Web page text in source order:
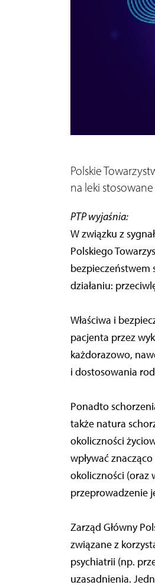
Polskie
na leki
PTP wyjaśnia:
W związku z
Polskiego
bezpieczeństwem
działaniu:
Właściwa i
pacjenta przez
każdorazowo,
i dostosowania
Ponadto
także natura
okoliczności
wpływać
okoliczności (oraz
przeprowadzenie
Zarząd Główny
związane z
psychiatrii (np.
uzasadnienia.